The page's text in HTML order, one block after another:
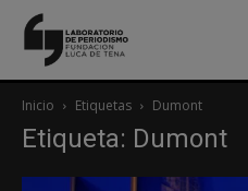
Inicio Etiquetas Dumont
Etiqueta: Dumont